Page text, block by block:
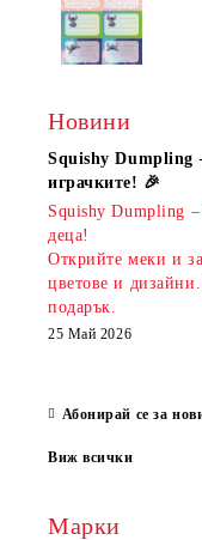
Новини
Squishy Dumpling
играчките! 🎉
Squishy Dumpling –
деца!
Открийте меки и
цветове и
подарък.
25 Май 2026
Абонирай се за
Виж всички
Марки